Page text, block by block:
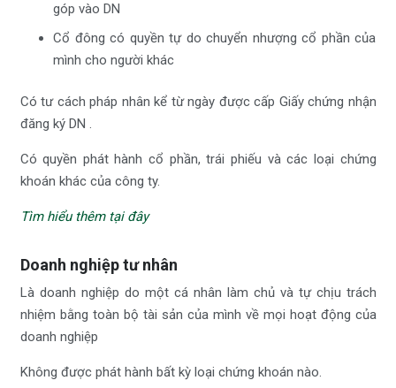
góp vào DN
Cổ đông có quyền tự do chuyển nhượng cổ phần của
mình cho người khác
Có tư cách pháp nhân kể từ ngày được cấp Giấy chứng nhận
đăng ký DN .
Có quyền phát hành cổ phần, trái phiếu và các loại chứng
khoán khác của công ty.
Tìm hiểu thêm tại đây
Doanh nghiệp tư nhân
Là doanh nghiệp do một cá nhân làm chủ và tự chịu trách
nhiệm bằng toàn bộ tài sản của mình về mọi hoạt động của
doanh nghiệp
Không được phát hành bất kỳ loại chứng khoán nào.